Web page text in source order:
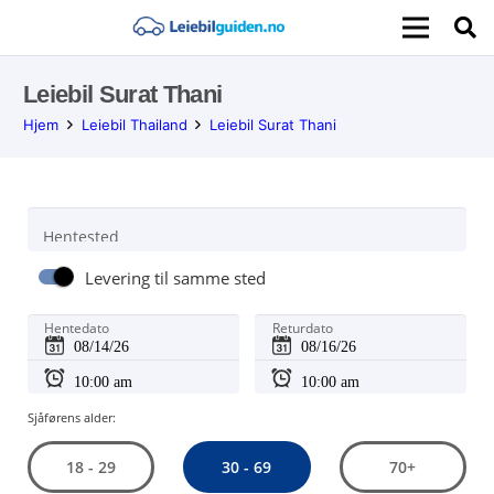
Leiebil Surat Thani
Hjem Leiebil Thailand Leiebil Surat Thani
Hentested
Levering til samme sted
Hentedato Returdato
Sjåførens alder:
18 - 29 30 - 69 70+